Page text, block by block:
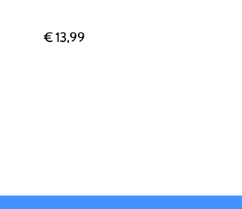
€ 13,99